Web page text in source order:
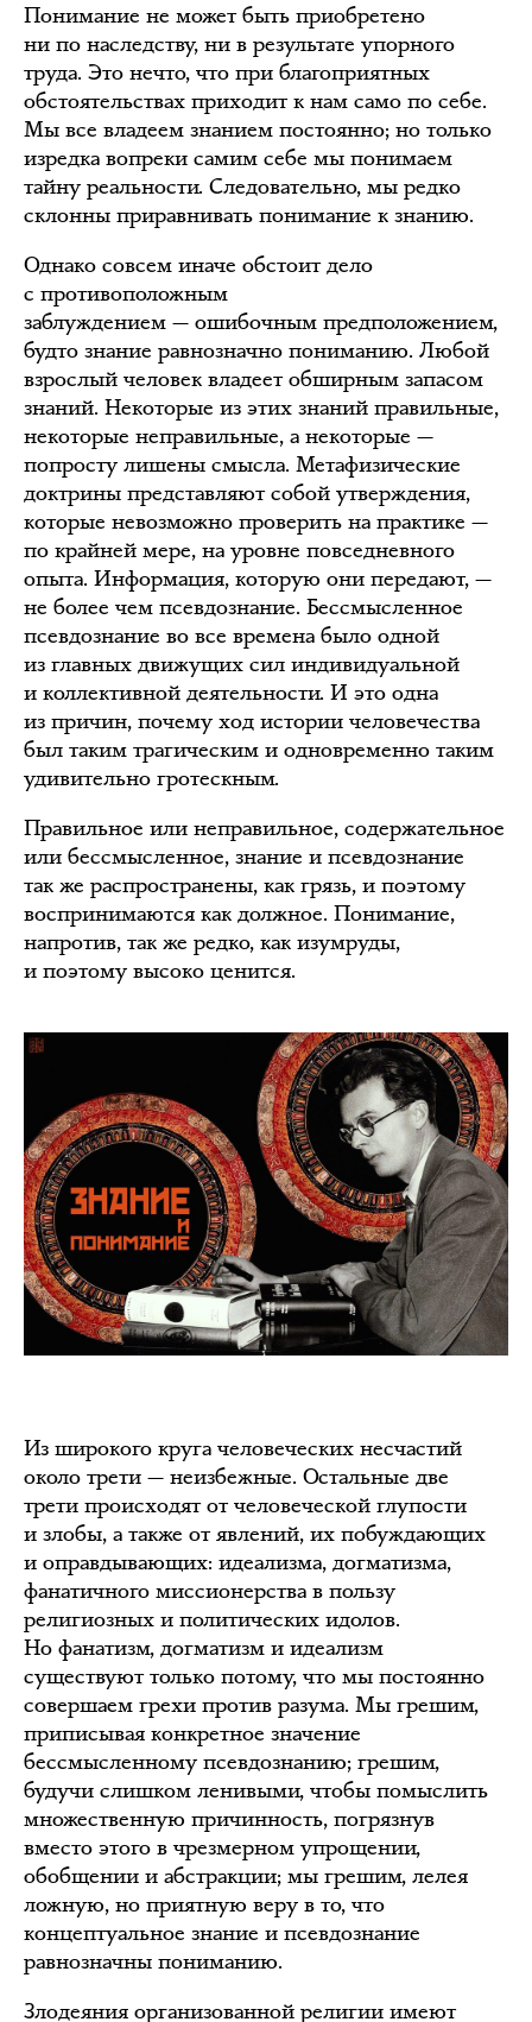
Понимание не может быть приобретено
ни по наследству, ни в результате упорного
труда. Это нечто, что при благоприятных
обстоятельствах приходит к нам само по себе.
Мы все владеем знанием постоянно; но только
изредка вопреки самим себе мы понимаем
тайну реальности. Следовательно, мы редко
склонны приравнивать понимание к знанию.
Однако совсем иначе обстоит дело
с противоположным
заблуждением — ошибочным предположением,
будто знание равнозначно пониманию. Любой
взрослый человек владеет обширным запасом
знаний. Некоторые из этих знаний правильные,
некоторые неправильные, а некоторые —
попросту лишены смысла. Метафизические
доктрины представляют собой утверждения,
которые невозможно проверить на практике —
по крайней мере, на уровне повседневного
опыта. Информация, которую они передают, —
не более чем псевдознание. Бессмысленное
псевдознание во все времена было одной
из главных движущих сил индивидуальной
и коллективной деятельности. И это одна
из причин, почему ход истории человечества
был таким трагическим и одновременно таким
удивительно гротескным.
Правильное или неправильное, содержательное
или бессмысленное, знание и псевдознание
так же распространены, как грязь, и поэтому
воспринимаются как должное. Понимание,
напротив, так же редко, как изумруды,
и поэтому высоко ценится.
Из широкого круга человеческих несчастий
около трети — неизбежные. Остальные две
трети происходят от человеческой глупости
и злобы, а также от явлений, их побуждающих
и оправдывающих: идеализма, догматизма,
фанатичного миссионерства в пользу
религиозных и политических идолов.
Но фанатизм, догматизм и идеализм
существуют только потому, что мы постоянно
совершаем грехи против разума. Мы грешим,
приписывая конкретное значение
бессмысленному псевдознанию; грешим,
будучи слишком ленивыми, чтобы помыслить
множественную причинность, погрязнув
вместо этого в чрезмерном упрощении,
обобщении и абстракции; мы грешим, лелея
ложную, но приятную веру в то, что
концептуальное знание и псевдознание
равнозначны пониманию.
Злодеяния организованной религии имеют